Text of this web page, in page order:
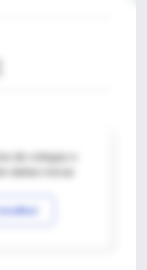
de colegas o